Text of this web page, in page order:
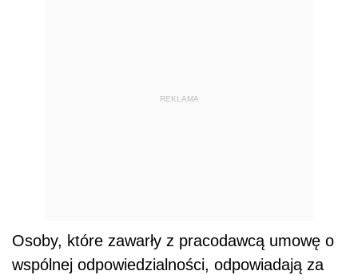
REKLAMA
Osoby, które zawarły z pracodawcą umowę o
wspólnej odpowiedzialności, odpowiadają za